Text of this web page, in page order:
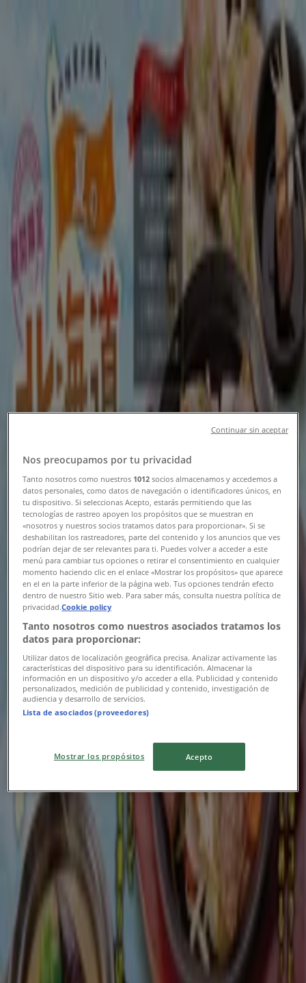
あなたはここにいる：
スーパーマーケット ファッション
ホームセンター&
家電
カラオケ & エンター
スポーツ
車&モーターバ
レストラン 北九州市：クーポン、メニ
ュー、割引情報
北九州市のTiendeo
レストランの北九州市チラシ
新規
8月5日（水）スタート！デカ盛祭 開催いたし
ます！
8/19 日まで有効北九州市
びっくりドンキー
排他的な取引と掘り出し物
9/15 日まで有効北九州市
ニューヨーカーズカフェ
ニューヨーカーズカフェ メニュー
北九州市
地魚屋
私たちの最高の掘り出し物
8/31 日まで有効 北九州市
Nos preocupamos por tu privacidad
Tanto nosotros como nuestros 1012 socios almacenamos y accedemos a
datos personales, como datos de navegación o identificadores únicos, en
tu dispositivo. Si seleccionas Acepto, estarás permitiendo que las
tecnologías de rastreo apoyen los propósitos que se muestran en
«nosotros y nuestros socios tratamos datos para proporcionar». Si se
deshabilitan los rastreadores, parte del contenido y los anuncios que ves
podrían dejar de ser relevantes para ti. Puedes volver a acceder a este
menú para cambiar tus opciones o retirar el consentimiento en cualquier
momento haciendo clic en el enlace «Mostrar los propósitos» que aparece
en el en la parte inferior de la página web. Tus opciones tendrán efecto
dentro de nuestro Sitio web. Para saber más, consulta nuestra política de
privacidad.Cookie policy
Tanto nosotros como nuestros asociados tratamos los
datos para proporcionar:
Utilizar datos de localización geográfica precisa. Analizar activamente las
características del dispositivo para su identificación. Almacenar la
información en un dispositivo y/o acceder a ella. Publicidad y contenido
personalizados, medición de publicidad y contenido, investigación de
audiencia y desarrollo de servicios.
Lista de asociados (proveedores)
Mostrar los propósitos Acepto
Continuar sin aceptar